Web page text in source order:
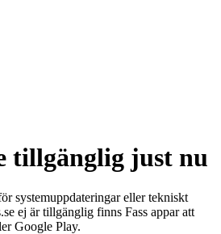
tillgänglig just nu
systemuppdateringar eller tekniskt
ej är tillgänglig finns Fass appar att
Google Play.